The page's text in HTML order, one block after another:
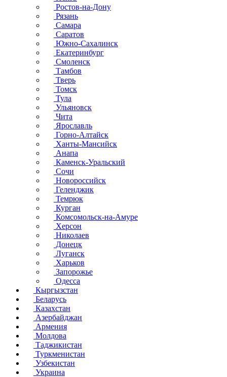
Ростов-на-Дону
Рязань
Самара
Саратов
Южно-Сахалинск
Екатеринбург
Смоленск
Тамбов
Тверь
Томск
Тула
Ульяновск
Чита
Ярославль
Горно-Алтайск
Ханты-Мансийск
Анапа
Каменск-Уральский
Сочи
Новороссийск
Геленджик
Темрюк
Курган
Комсомольск-на-Амуре
Херсон
Николаев
Донецк
Луганск
Харьков
Запорожье
Одесса
Кыргызстан
Беларусь
Казахстан
Азербайджан
Армения
Молдова
Таджикистан
Туркменистан
Узбекистан
Украина